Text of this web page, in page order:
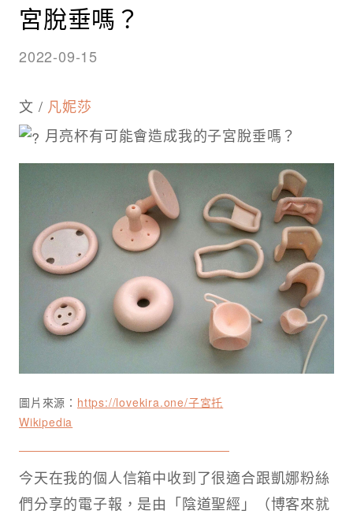
宮脫垂嗎？
2022-09-15
文 / 凡妮莎
月亮杯有可能會造成我的子宮脫垂嗎？
圖片來源： https://lovekira.one/子宮托
Wikipedia
今天在我的個人信箱中收到了很適合跟凱娜粉絲
們分享的電子報，是由「陰道聖經」（博客來就